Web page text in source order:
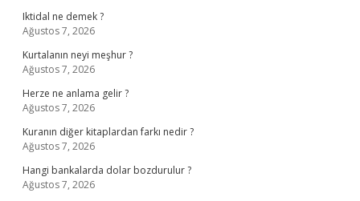
Iktidal ne demek ?
Ağustos 7, 2026
Kurtalanın neyi meşhur ?
Ağustos 7, 2026
Herze ne anlama gelir ?
Ağustos 7, 2026
Kuranın diğer kitaplardan farkı nedir ?
Ağustos 7, 2026
Hangi bankalarda dolar bozdurulur ?
Ağustos 7, 2026